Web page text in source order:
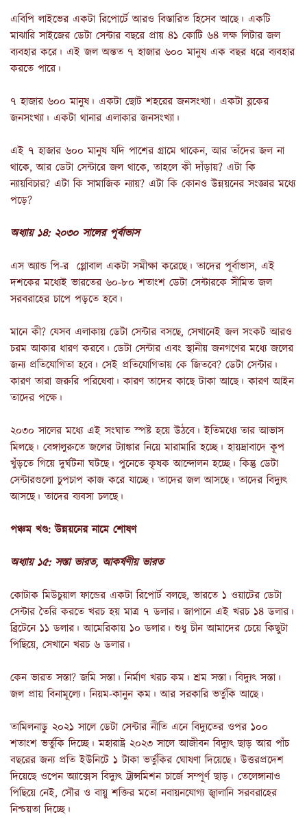
এবিপি লাইভের একটা রিপোর্টে আরও বিস্তারিত হিসেব আছে। একটি
মাঝারি সাইজের ডেটা সেন্টার বছরে প্রায় ৪১ কোটি ৬৪ লক্ষ লিটার জল
ব্যবহার করে। এই জল অন্তত ৭ হাজার ৬০০ মানুষ এক বছর ধরে ব্যবহার
করতে পারে।
৭ হাজার ৬০০ মানুষ। একটা ছোট শহরের জনসংখ্যা। একটা ব্লকের
জনসংখ্যা। একটা থানার এলাকার জনসংখ্যা।
এই ৭ হাজার ৬০০ মানুষ যদি পাশের গ্রামে থাকেন, আর তাঁদের জল না
থাকে, আর ডেটা সেন্টারে জল থাকে, তাহলে কী দাঁড়ায়? এটা কি
ন্যায়বিচার? এটা কি সামাজিক ন্যায়? এটা কি কোনও উন্নয়নের সংজ্ঞার মধ্যে
পড়ে?
অধ্যায় ১৪: ২০৩০ সালের পূর্বাভাস
এস অ্যান্ড পি-র গ্লোবাল একটা সমীক্ষা করেছে। তাদের পূর্বাভাস, এই
দশকের মধ্যেই ভারতের ৬০-৮০ শতাংশ ডেটা সেন্টারকে সীমিত জল
সরবরাহের চাপে পড়তে হবে।
মানে কী? যেসব এলাকায় ডেটা সেন্টার বসছে, সেখানেই জল সংকট আরও
চরম আকার ধারণ করবে। ডেটা সেন্টার এবং স্থানীয় জনগণের মধ্যে জলের
জন্য প্রতিযোগিতা হবে। সেই প্রতিযোগিতায় কে জিতবে? ডেটা সেন্টার।
কারণ তারা জরুরি পরিষেবা। কারণ তাদের কাছে টাকা আছে। কারণ আইন
তাদের পক্ষে।
২০৩০ সালের মধ্যে এই সংঘাত স্পষ্ট হয়ে উঠবে। ইতিমধ্যে তার আভাস
মিলছে। বেঙ্গালুরুতে জলের ট্যাঙ্কার নিয়ে মারামারি হচ্ছে। হায়দ্রাবাদে কূপ
খুঁড়তে গিয়ে দুর্ঘটনা ঘটছে। পুনেতে কৃষক আন্দোলন হচ্ছে। কিন্তু ডেটা
সেন্টারগুলো চুপচাপ কাজ করে যাচ্ছে। তাদের জল আসছে। তাদের বিদ্যুৎ
আসছে। তাদের ব্যবসা চলছে।
পঞ্চম খণ্ড: উন্নয়নের নামে শোষণ
অধ্যায় ১৫: সস্তা ভারত, আকর্ষণীয় ভারত
কোটাক মিউচুয়াল ফান্ডের একটা রিপোর্ট বলছে, ভারতে ১ ওয়াটের ডেটা
সেন্টার তৈরি করতে খরচ হয় মাত্র ৭ ডলার। জাপানে এই খরচ ১৪ ডলার।
ব্রিটেনে ১১ ডলার। আমেরিকায় ১০ ডলার। শুধু চীন আমাদের চেয়ে কিছুটা
পিছিয়ে, সেখানে খরচ ৬ ডলার।
কেন ভারত সস্তা? জমি সস্তা। নির্মাণ খরচ কম। শ্রম সস্তা। বিদ্যুৎ সস্তা।
জল প্রায় বিনামূল্যে। নিয়ম-কানুন কম। আর সরকারি ভর্তুকি আছে।
তামিলনাড়ু ২০২১ সালে ডেটা সেন্টার নীতি এনে বিদ্যুতের ওপর ১০০
শতাংশ ভর্তুকি দিচ্ছে। মহারাষ্ট্র ২০২৩ সালে আজীবন বিদ্যুৎ ছাড় আর পাঁচ
বছরের জন্য প্রতি ইউনিটে ১ টাকা ভর্তুকির ঘোষণা দিয়েছে। উত্তরপ্রদেশ
দিয়েছে ওপেন অ্যাক্সেস বিদ্যুৎ ট্রান্সমিশন চার্জে সম্পূর্ণ ছাড়। তেলেঙ্গানাও
পিছিয়ে নেই, সৌর ও বায়ু শক্তির মতো নবায়নযোগ্য জ্বালানি সরবরাহের
নিশ্চয়তা দিচ্ছে।